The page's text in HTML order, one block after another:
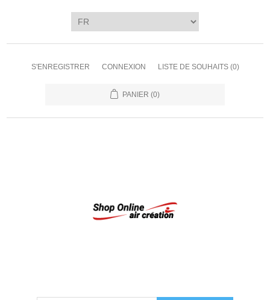
S'ENREGISTRER CONNEXION LISTE DE SOUHAITS (0)
PANIER (0)